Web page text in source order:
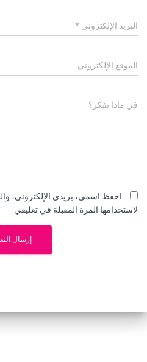
البريد الإلكتروني *
الموقع الإلكتروني
في ماذا تفكر؟
احفظ اسمي، بريدي الإلكتروني،
لاستخدامها المرة المقبلة في تعليقي.